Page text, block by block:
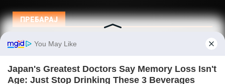
ПРЕБАРАЈ
Македонија Балкан и Свет Спорт
Магазин